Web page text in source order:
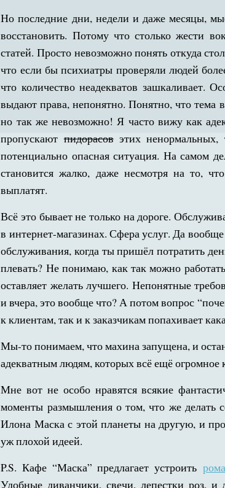
Но последние дни, недели и даже месяцы,
восстановить. Потому что столько жести
статей. Просто невозможно понять откуда
что если бы психиатры проверяли людей
что количество неадекватов зашкаливает.
выдают права, непонятно. Понятно, что тема
но так же невозможно! Я часто вижу как
пропускаютпидорасовэтих ненормальных,
потенциально опасная ситуация. На самом
становится жалко, даже несмотря на то,
выплатят.
Всё это бывает не только на дороге.
в интернет-магазинах. Сфера услуг. Да
обслуживания, когда ты пришёл потратить
плевать? Не понимаю, как так можно
оставляет желать лучшего. Непонятные
и вчера, это вообще что? А потом вопрос
к клиентам, так и к заказчикам попахивает
Мы-то понимаем, что махина запущена, и
адекватным людям, которых всё ещё огромное
Мне вот не особо нравятся всякие
моменты размышления о том, что же делать
Илона Маска с этой планеты на другую, и
уж плохой идеей.
P.S. Кафе “Маска” предлагает устроить
Удобные диванчики, свечи, лепестки роз, и